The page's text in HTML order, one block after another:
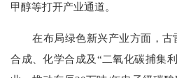
甲醇等打开产业通道。
在布局绿色新兴产业方面，古
合成、化学合成及“二氧化碳捕集